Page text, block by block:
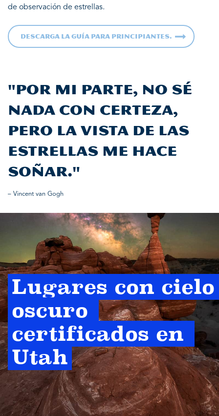
de observación de estrellas.
Descarga la guía para principiantes.
"Por mi parte, no sé
nada con certeza,
pero la vista de las
estrellas me hace
soñar."
– Vincent van Gogh
Lugares con cielo
oscuro
certificados en
Utah